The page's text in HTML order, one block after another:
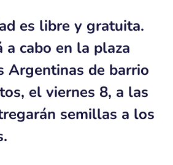
es libre y gratuita.
a cabo en la plaza
Argentinas de barrio
el viernes 8, a las
semillas a los